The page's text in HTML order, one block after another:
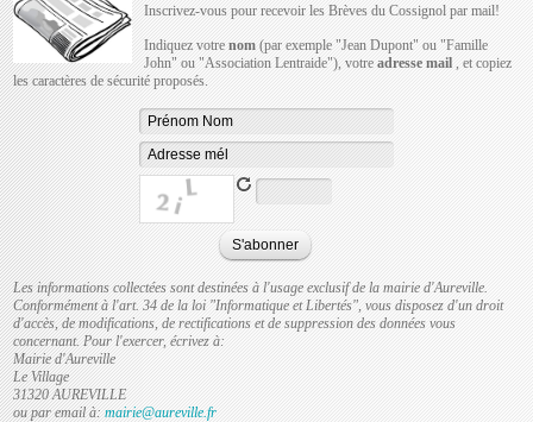
Inscrivez-vous pour recevoir les Brèves du Cossignol par mail!
Indiquez votrenom (par exemple "Jean Dupont" ou "Famille
John" ou "Association Lentraide"), votreadresse mail , et copiez
les caractères de sécurité proposés.
Les informations collectées sont destinées à l'usage exclusif de la mairie d'Aureville.
Conformément à l'art. 34 de la loi "Informatique et Libertés", vous disposez d'un droit
d'accès, de modifications, de rectifications et de suppression des données vous
concernant. Pour l'exercer, écrivez à:
Mairie d'Aureville
Le Village
31320 AUREVILLE
ou par email à:mairie@aureville.fr